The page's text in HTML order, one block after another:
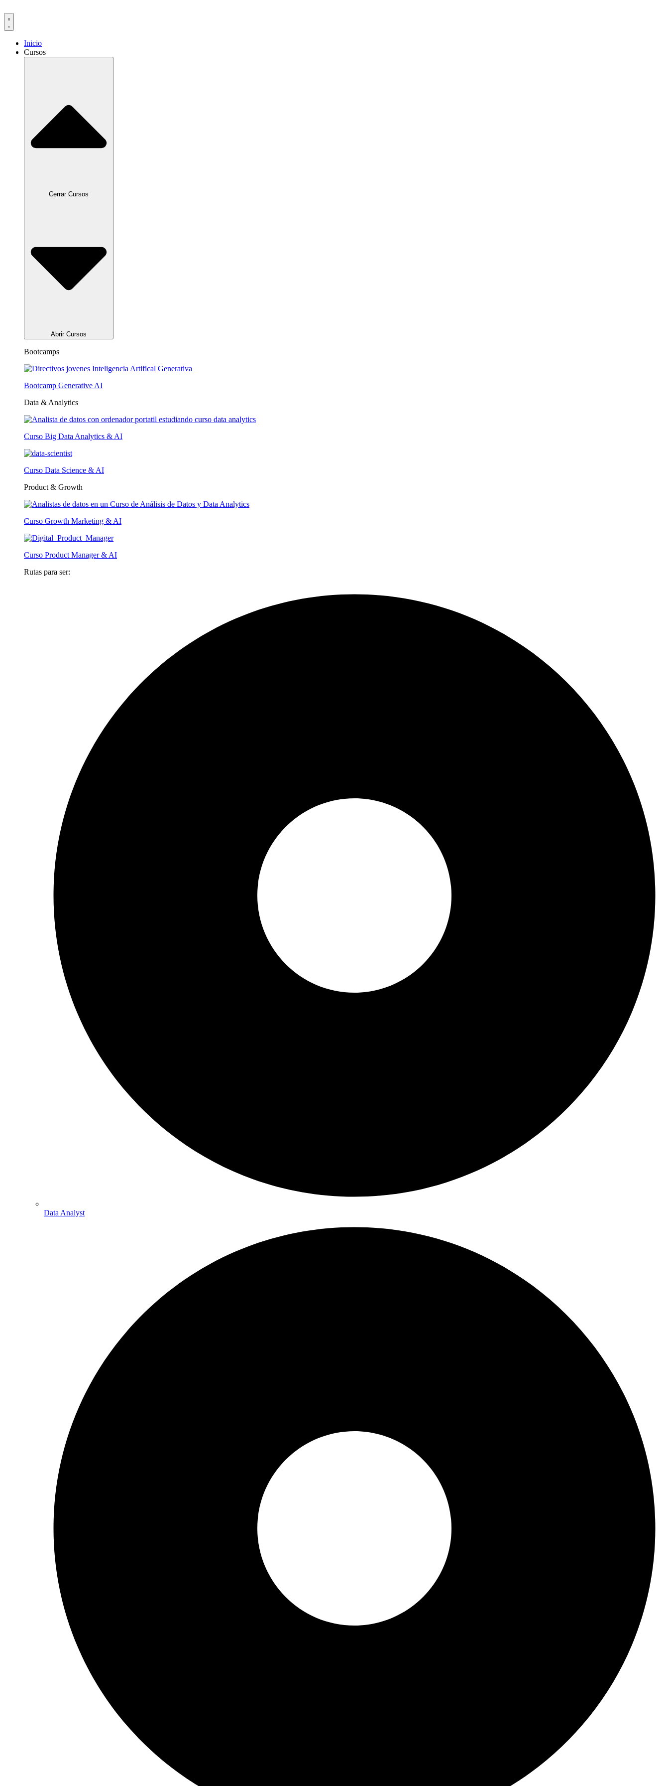
al
contenido
Inicio
Cursos
Cerrar Cursos
Abrir Cursos
Bootcamps
Bootcamp Generative AI
Data & Analytics
Curso Big Data Analytics & AI
Curso Data Science & AI
Product & Growth
Curso Growth Marketing & AI
Curso Product Manager & AI
Rutas para ser:
Data Analyst